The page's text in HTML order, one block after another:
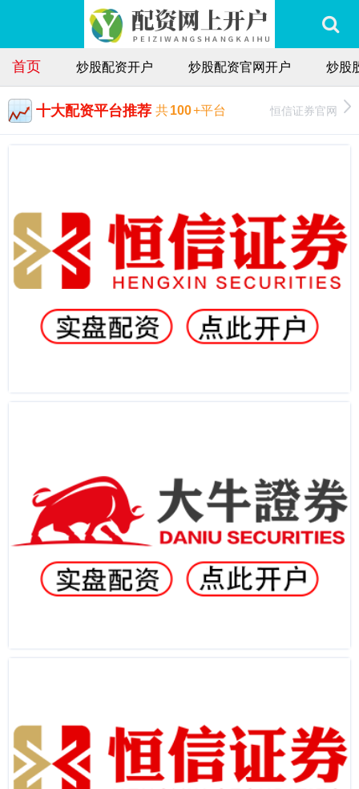
首页 炒股配资开户 炒股配资官网开户 炒股
十大配资平台推荐 共100+平台 恒信证券官网